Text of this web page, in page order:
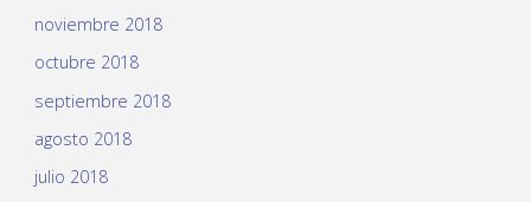
noviembre 2018
octubre 2018
septiembre 2018
agosto 2018
julio 2018